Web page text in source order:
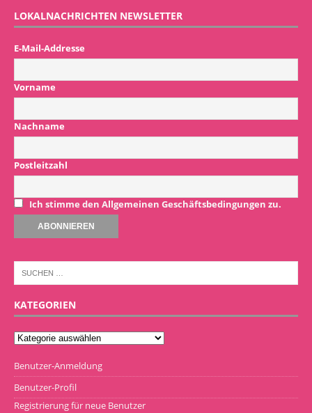
LOKALNACHRICHTEN NEWSLETTER
E-Mail-Addresse
Vorname
Nachname
Postleitzahl
Ich stimme den Allgemeinen Geschäftsbedingungen zu.
KATEGORIEN
Benutzer-Anmeldung
Benutzer-Profil
Registrierung für neue Benutzer